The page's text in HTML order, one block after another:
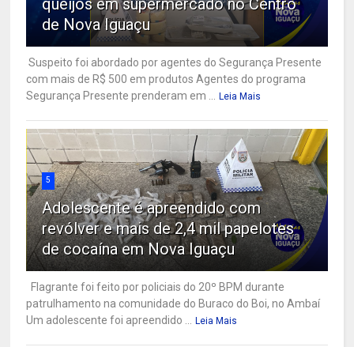
de Nova Iguaçu
Suspeito foi abordado por agentes do Segurança Presente
com mais de R$ 500 em produtos Agentes do programa
Segurança Presente prenderam em ...
Leia Mais
5
Adolescente é apreendido com
revólver e mais de 2,4 mil papelotes
de cocaína em Nova Iguaçu
Flagrante foi feito por policiais do 20º BPM durante
patrulhamento na comunidade do Buraco do Boi, no Ambaí
Um adolescente foi apreendido ...
Leia Mais